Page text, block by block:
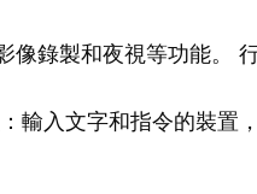
錄製和夜視等功能。
輸入文字和指令的裝置